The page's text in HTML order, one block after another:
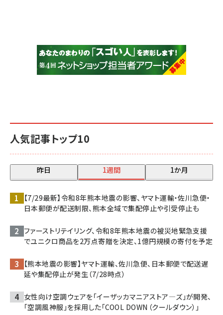
人気記事トップ10
昨日 1週間 1か月
【7/29最新】令和8年熊本地震の影響、ヤマト運輸・佐川急便・
日本郵便が配送制限、熊本全域で集配停止や引受停止も
ファーストリテイリング、令和8年熊本地震の被災地緊急支援
でユニクロ商品を2万点寄贈を決定、1億円規模の寄付を予定
【熊本地震の影響】ヤマト運輸、佐川急便、日本郵便で配送遅
延や集配停止が発生（7/28時点）
女性向け空調ウェアを「イーザッカマニアストア―ズ」が開発、
「空調風神服」を採用した「COOL DOWN（クールダウン）」